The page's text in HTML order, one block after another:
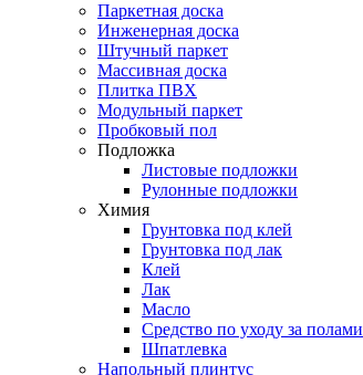
Паркетная доска
Инженерная доска
Штучный паркет
Массивная доска
Плитка ПВХ
Модульный паркет
Пробковый пол
Подложка
Листовые подложки
Рулонные подложки
Химия
Грунтовка под клей
Грунтовка под лак
Клей
Лак
Масло
Средство по уходу за полами
Шпатлевка
Напольный плинтус